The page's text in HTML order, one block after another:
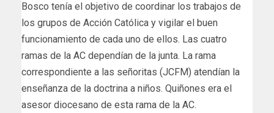
Bosco tenía el objetivo de coordinar los trabajos de
los grupos de Acción Católica y vigilar el buen
funcionamiento de cada uno de ellos. Las cuatro
ramas de la AC dependían de la junta. La rama
correspondiente a las señoritas (JCFM) atendían la
enseñanza de la doctrina a niños. Quiñones era el
asesor diocesano de esta rama de la AC.